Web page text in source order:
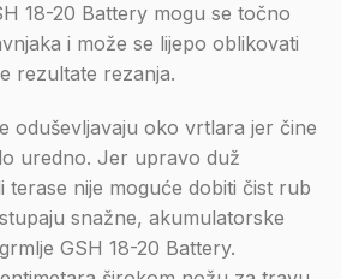
18-20 Battery mogu se točno
i može se lijepo oblikovati
rezultate rezanja.
oduševljavaju oko vrtlara jer čine
uredno. Jer upravo duž
terase nije moguće dobiti čist rub
snažne, akumulatorske
GSH 18-20 Battery.